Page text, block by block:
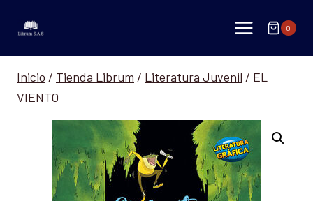
0
Inicio / Tienda Librum / Literatura Juvenil / EL
VIENTO